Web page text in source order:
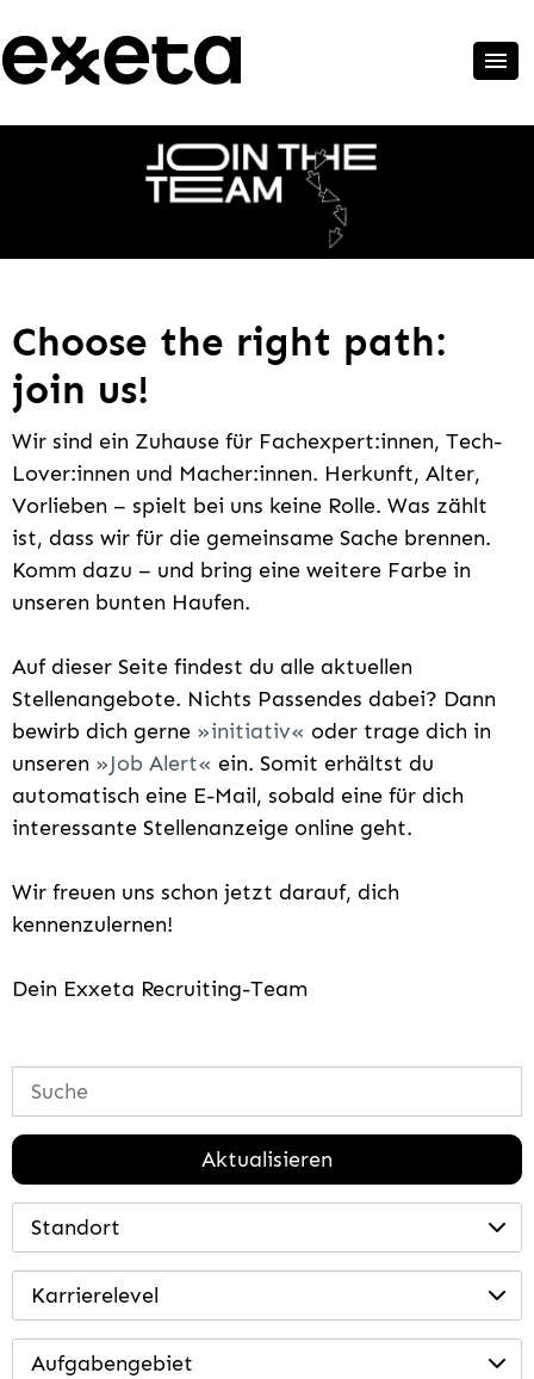
Choose the right path:
join us!
Wir sind ein Zuhause für Fachexpert:innen, Tech-
Lover:innen und Macher:innen. Herkunft, Alter,
Vorlieben – spielt bei uns keine Rolle. Was zählt
ist, dass wir für die gemeinsame Sache brennen.
Komm dazu – und bring eine weitere Farbe in
unseren bunten Haufen.
Auf dieser Seite findest du alle aktuellen
Stellenangebote. Nichts Passendes dabei? Dann
bewirb dich gerne
initiativ
oder trage dich in
unseren
Job Alert
ein. Somit erhältst du
automatisch eine E-Mail, sobald eine für dich
interessante Stellenanzeige online geht.
Wir freuen uns schon jetzt darauf, dich
kennenzulernen!
Dein Exxeta Recruiting-Team
Aktualisieren
Standort
Karrierelevel
Aufgabengebiet